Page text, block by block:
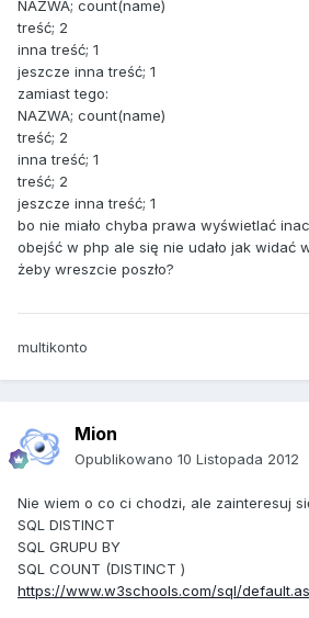
NAZWA; count(name)
treść; 2
inna treść; 1
jeszcze inna treść; 1
zamiast tego:
NAZWA; count(name)
treść; 2
inna treść; 1
treść; 2
jeszcze inna treść; 1
bo nie miało chyba prawa wyświetlać
obejść w php ale się nie udało jak widać
żeby wreszcie poszło?
multikonto
Mion
Opublikowano 10 Listopada 2012
Nie wiem o co ci chodzi, ale zainteresuj
SQL DISTINCT
SQL GRUPU BY
SQL COUNT (DISTINCT )
https://www.w3schools.com/sql/